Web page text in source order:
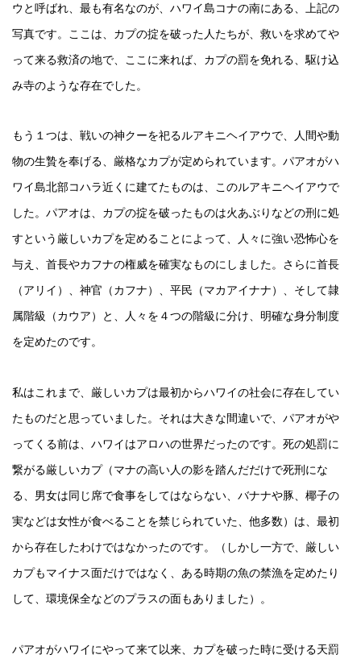
ウと呼ばれ、最も有名なのが、ハワイ島コナの南にある、上記の
写真です。ここは、カプの掟を破った人たちが、救いを求めてや
って来る救済の地で、ここに来れば、カプの罰を免れる、駆け込
み寺のような存在でした。
もう１つは、戦いの神クーを祀るルアキニヘイアウで、人間や動
物の生贄を奉げる、厳格なカプが定められています。パアオがハ
ワイ島北部コハラ近くに建てたものは、このルアキニヘイアウで
した。パアオは、カプの掟を破ったものは火あぶりなどの刑に処
すという厳しいカプを定めることによって、人々に強い恐怖心を
与え、首長やカフナの権威を確実なものにしました。さらに首長
（アリイ）、神官（カフナ）、平民（マカアイナナ）、そして隷
属階級（カウア）と、人々を４つの階級に分け、明確な身分制度
を定めたのです。
私はこれまで、厳しいカプは最初からハワイの社会に存在してい
たものだと思っていました。それは大きな間違いで、パアオがや
ってくる前は、ハワイはアロハの世界だったのです。死の処罰に
繋がる厳しいカプ（マナの高い人の影を踏んだだけで死刑にな
る、男女は同じ席で食事をしてはならない、バナナや豚、椰子の
実などは女性が食べることを禁じられていた、他多数）は、最初
から存在したわけではなかったのです。（しかし一方で、厳しい
カプもマイナス面だけではなく、ある時期の魚の禁漁を定めたり
して、環境保全などのプラスの面もありました）。
パアオがハワイにやって来て以来、カプを破った時に受ける天罰